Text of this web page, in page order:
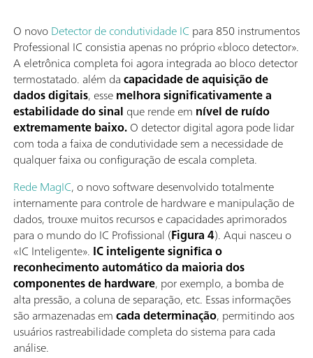
O novoDetector de condutividade IC para 850 instrumentos
Professional IC consistia apenas no próprio «bloco detector».
A eletrônica completa foi agora integrada ao bloco detector
termostatado. além dacapacidade de aquisição de
dados digitais, essemelhora significativamente a
estabilidade do sinal que rende em nível de ruído
extremamente baixo.O detector digital agora pode lidar
com toda a faixa de condutividade sem a necessidade de
qualquer faixa ou configuração de escala completa.
Rede MagIC, o novo software desenvolvido totalmente
internamente para controle de hardware e manipulação de
dados, trouxe muitos recursos e capacidades aprimorados
para o mundo do IC Profissional (Figura 4). Aqui nasceu o
«IC Inteligente». IC inteligente significa o
reconhecimento automático da maioria dos
componentes de hardware, por exemplo, a bomba de
alta pressão, a coluna de separação, etc. Essas informações
são armazenadas emcada determinação, permitindo aos
usuários rastreabilidade completa do sistema para cada
análise.